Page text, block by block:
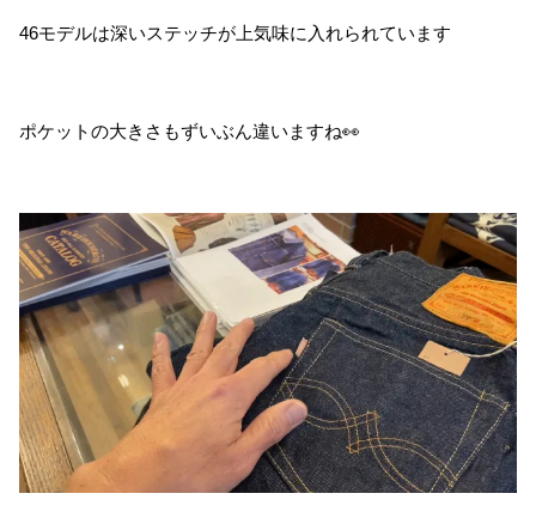
46モデルは深いステッチが上気味に入れられています
ポケットの大きさもずいぶん違いますね👀